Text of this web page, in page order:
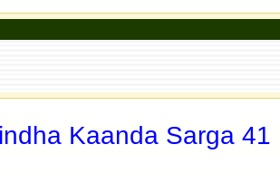
Kaanda Sarga 41